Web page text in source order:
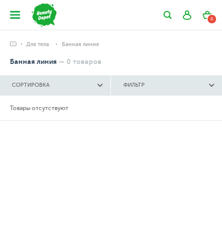
0
Для тела Банная линия
Банная линия — 0 товаров
СОРТИРОВКА ФИЛЬТР
Товары отсутствуют